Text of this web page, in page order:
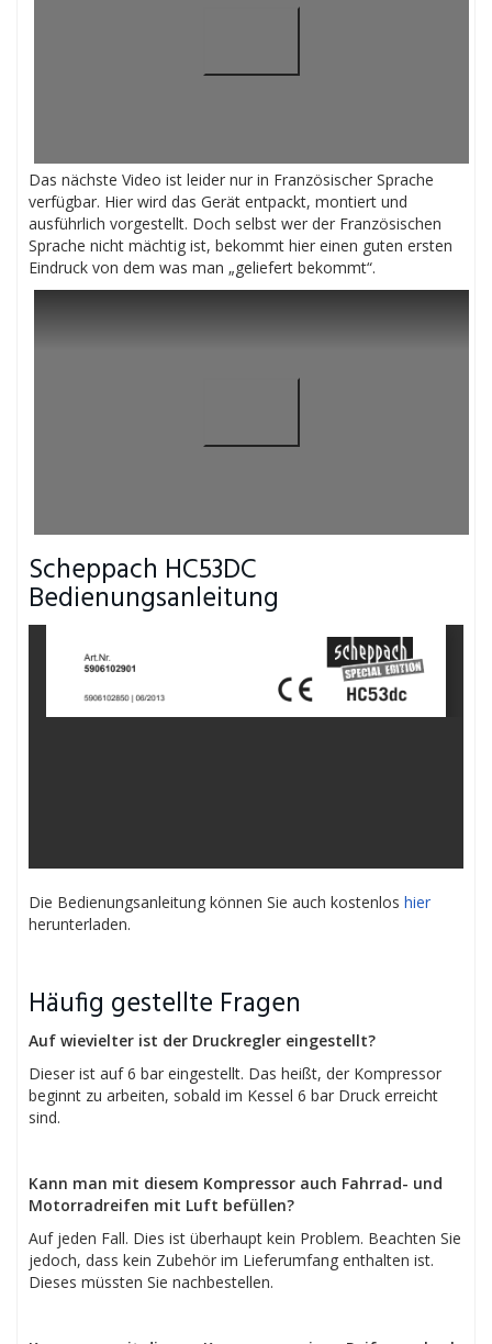
Das nächste Video ist leider nur in Französischer Sprache
verfügbar. Hier wird das Gerät entpackt, montiert und
ausführlich vorgestellt. Doch selbst wer der Französischen
Sprache nicht mächtig ist, bekommt hier einen guten ersten
Eindruck von dem was man „geliefert bekommt“.
Scheppach HC53DC
Bedienungsanleitung
Die Bedienungsanleitung können Sie auch kostenlos hier
herunterladen.
Häufig gestellte Fragen
Auf wievielter ist der Druckregler eingestellt?
Dieser ist auf 6 bar eingestellt. Das heißt, der Kompressor
beginnt zu arbeiten, sobald im Kessel 6 bar Druck erreicht
sind.
Kann man mit diesem Kompressor auch Fahrrad- und
Motorradreifen mit Luft befüllen?
Auf jeden Fall. Dies ist überhaupt kein Problem. Beachten Sie
jedoch, dass kein Zubehör im Lieferumfang enthalten ist.
Dieses müssten Sie nachbestellen.